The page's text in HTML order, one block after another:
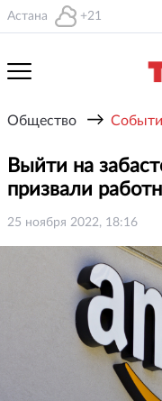
Астана +21
Общество →
Выйти на
призвали
25 ноября 2022, 18:16